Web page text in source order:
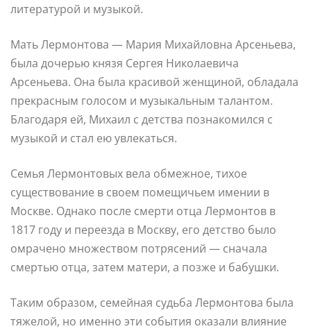
литературой и музыкой.
Мать Лермонтова — Мария Михайловна Арсеньева,
была дочерью князя Сергея Николаевича
Арсеньева. Она была красивой женщиной, обладала
прекрасным голосом и музыкальным талантом.
Благодаря ей, Михаил с детства познакомился с
музыкой и стал ею увлекаться.
Семья Лермонтовых вела обмежное, тихое
существование в своем помещичьем имении в
Москве. Однако после смерти отца Лермонтов в
1817 году и переезда в Москву, его детство было
омрачено множеством потрясений — сначала
смертью отца, затем матери, а позже и бабушки.
Таким образом, семейная судьба Лермонтова была
тяжелой, но именно эти события оказали влияние